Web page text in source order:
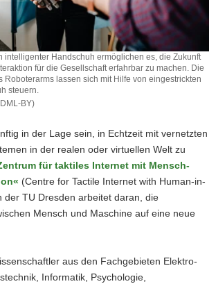
intelligenter Handschuh ermöglichen es, die Zukunft
für die Gesellschaft erfahrbar zu machen. Die
Roboterarms lassen sich mit Hilfe von eingestrickten
steuern.
BY)
in der Lage sein, in Echtzeit mit vernetzten
in der realen oder virtuellen Welt zu
für taktiles Internet mit Mensch-
(Centre for Tactile Internet with Human-in-
der TU Dresden arbeitet daran, die
Mensch und Maschine auf eine neue
aus den Fachgebieten Elektro-
Informatik, Psychologie,